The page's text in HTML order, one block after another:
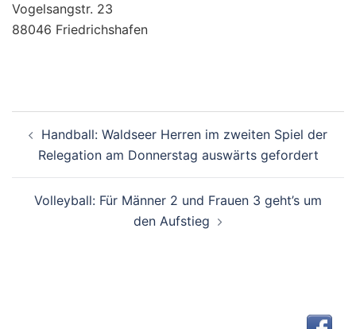
Vogelsangstr. 23
88046 Friedrichshafen
Handball: Waldseer Herren im zweiten Spiel der
Relegation am Donnerstag auswärts gefordert
Volleyball: Für Männer 2 und Frauen 3 geht’s um
den Aufstieg